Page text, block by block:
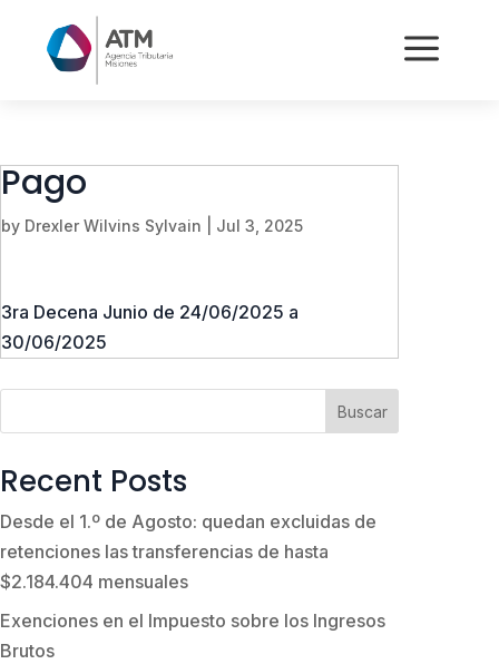
a
Pago
by Drexler Wilvins Sylvain Jul 3, 2025
3ra Decena Junio de 24/06/2025 a
30/06/2025
Buscar
Recent Posts
Desde el 1.º de Agosto: quedan excluidas de
retenciones las transferencias de hasta
$2.184.404 mensuales
Exenciones en el Impuesto sobre los Ingresos
Brutos